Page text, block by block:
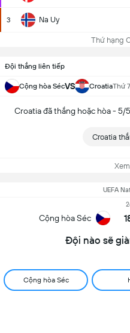
3 Na Uy
Thứ hạng
Đội thắng liên tiếp
Cộng hòa SécVS CroatiaThứ
Croatia đã thắng hoặc hòa - 5/
Croatia
Xem
UEFA
Cộng hòa Séc
Đội nào sẽ
Cộng hòa Séc